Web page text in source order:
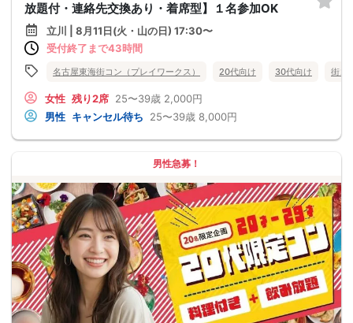
放題付・連絡先交換あり・着席型】１名参加OK
立川 | 8月11日(火・山の日) 17:30〜
受付終了まで43時間
名古屋東海街コン（プレイワークス） 20代向け 30代向け 街コ
女性 残り2席 25〜39歳 2,000円
男性 キャンセル待ち 25〜39歳 8,000円
男性急募！